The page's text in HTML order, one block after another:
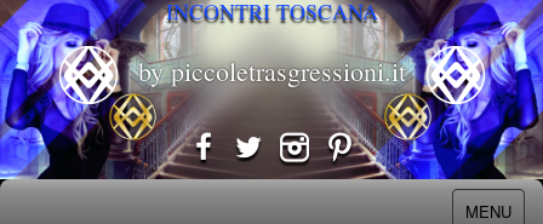
INCONTRI TOSCANA
by piccoletrasgressioni.it
MENU